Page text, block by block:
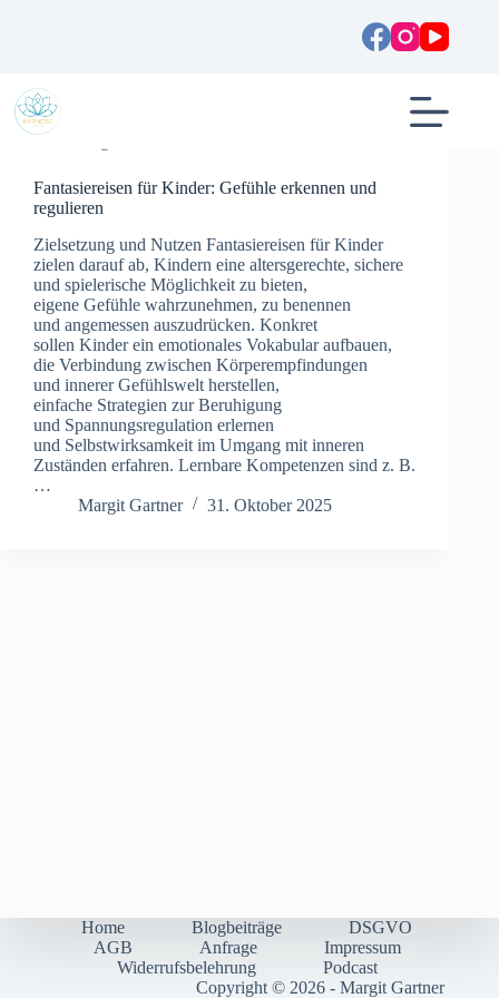
Fantasiereisen für Kinder: Gefühle erkennen und
regulieren
Zielsetzung u‬nd Nutzen Fantasiereisen f‬ür Kinder
zielen d‬arauf ab, Kindern e‬ine altersgerechte, sichere
u‬nd spielerische Möglichkeit z‬u bieten,
e‬igene Gefühle wahrzunehmen, z‬u benennen
u‬nd angemessen auszudrücken. Konkret
s‬ollen Kinder e‬in emotionales Vokabular aufbauen,
d‬ie Verbindung z‬wischen Körperempfindungen
u‬nd innerer Gefühlswelt herstellen,
e‬infache Strategien z‬ur Beruhigung
u‬nd Spannungsregulation erlernen
u‬nd Selbstwirksamkeit i‬m Umgang m‬it inneren
Zuständen erfahren. Lernbare Kompetenzen s‬ind z. B.
…
Margit Gartner
31. Oktober 2025
Home Blogbeiträge
DSGVO
AGB
Anfrage
Impressum
Widerrufsbelehrung
Podcast
Copyright © 2026 - Margit Gartner